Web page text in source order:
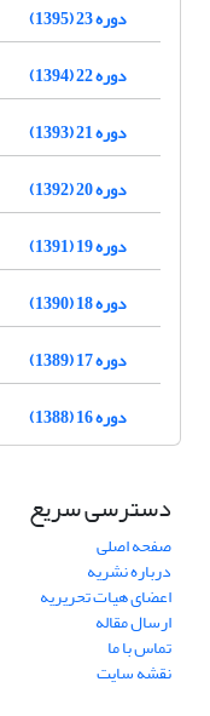
دوره 23 (1395)
دوره 22 (1394)
دوره 21 (1393)
دوره 20 (1392)
دوره 19 (1391)
دوره 18 (1390)
دوره 17 (1389)
دوره 16 (1388)
دسترسی سریع
صفحه اصلی
درباره نشریه
اعضای هیات تحریریه
ارسال مقاله
تماس با ما
نقشه سایت